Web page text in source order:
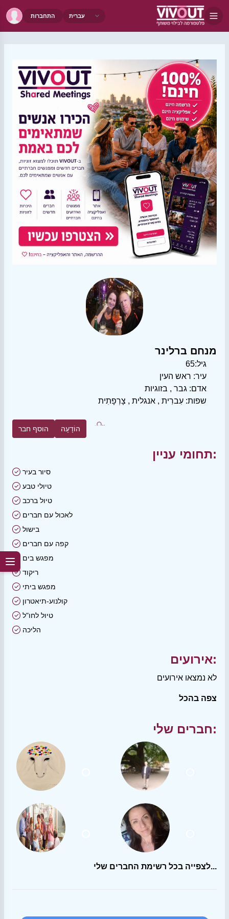
התחברות
מנחם ברלינר
גיל:65
עיר: ראש העין
אדם: גבר , בזוגיות
שפות: עִברִית , אנגלית , צָרְפָתִית
הוסף חבר הוֹדָעָה
תחומי עניין:
סיור בעיר
טיולי טבע
טיול ברכב
לאכול עם חברים
בישול
קפה עם חברים
מפגש בים
ריקוד
מפגש ביתי
קולנוע-תיאטרון
טיול לחו"ל
הליכה
אירועים:
לא נמצאו אירועים
צפה בהכל
חברים שלי:
לצפייה בכל רשימת החברים שלי...